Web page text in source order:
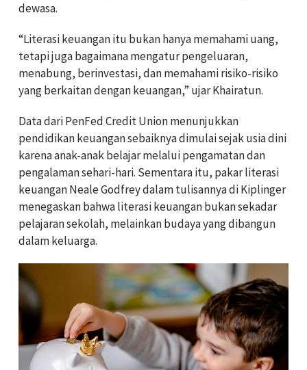
dewasa.
“Literasi keuangan itu bukan hanya memahami uang,
tetapi juga bagaimana mengatur pengeluaran,
menabung, berinvestasi, dan memahami risiko-risiko
yang berkaitan dengan keuangan,” ujar Khairatun.
Data dari PenFed Credit Union menunjukkan
pendidikan keuangan sebaiknya dimulai sejak usia dini
karena anak-anak belajar melalui pengamatan dan
pengalaman sehari-hari. Sementara itu, pakar literasi
keuangan Neale Godfrey dalam tulisannya di Kiplinger
menegaskan bahwa literasi keuangan bukan sekadar
pelajaran sekolah, melainkan budaya yang dibangun
dalam keluarga.